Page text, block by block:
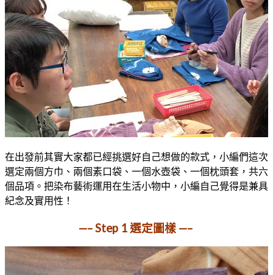
在出發前其實大家都已經挑選好自己想做的款式，小編們這次
選定兩個方巾、兩個素口袋、一個水壺袋、一個枕頭套，共六
個品項。把染布藝術運用在生活小物中，小編自己覺得是兼具
紀念及實用性！
—– Step 1 選定圖樣 —–